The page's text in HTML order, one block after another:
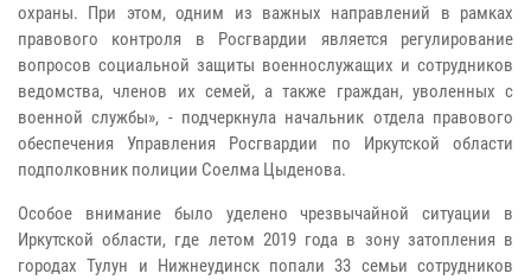
охраны. При этом, одним из важных направлений в рамках
правового контроля в Росгвардии является регулирование
вопросов социальной защиты военнослужащих и сотрудников
ведомства, членов их семей, а также граждан, уволенных с
военной службы», - подчеркнула начальник отдела правового
обеспечения Управления Росгвардии по Иркутской области
подполковник полиции Соелма Цыденова.
Особое внимание было уделено чрезвычайной ситуации в
Иркутской области, где летом 2019 года в зону затопления в
городах Тулун и Нижнеудинск попали 33 семьи сотрудников